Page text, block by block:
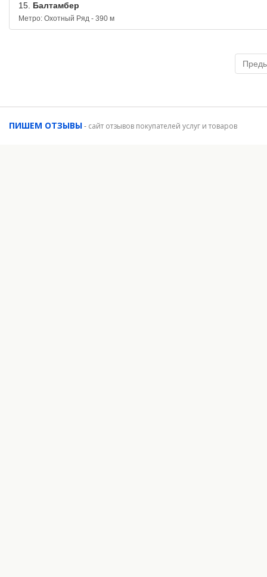
15. Балтамбер
Метро: Охотный Ряд - 390 м
ПИШЕМ ОТЗЫВЫ- сайт отзывов покупателей услуг и товаров